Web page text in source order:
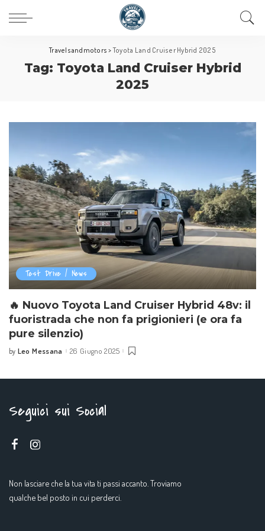
Travelsandmotors >Toyota Land Cruiser Hybrid 2025
Tag: Toyota Land Cruiser Hybrid
2025
Test Drive / News
🔥 Nuovo Toyota Land Cruiser Hybrid 48v: il
fuoristrada che non fa prigionieri (e ora fa
pure silenzio)
by Leo Messana 26 Giugno 2025
Seguici sui Social
Non lasciare che la tua vita ti passi accanto. Troviamo
qualche bel posto in cui perderci.